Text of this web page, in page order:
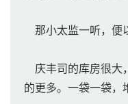
那小太监一听，便
庆丰司的库房很大
的更多。一袋一袋，